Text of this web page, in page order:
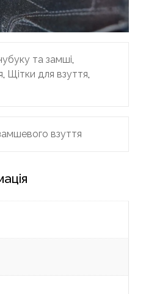
та замші,
, Щітки для взуття,
взуття